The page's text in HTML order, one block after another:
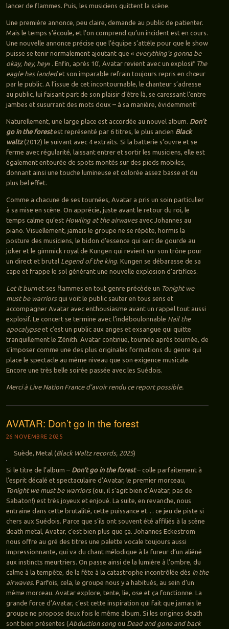
lancer de flammes. Puis, les musiciens quittent la scène.
Une première annonce, peu claire, demande au public de patienter.
Mais le temps s’écoule, et l’on comprend qu’un incident est en cours.
Une nouvelle annonce précise que l’équipe s’attèle pour que le show
puisse se tenir normalement ajoutant que « everything’s gonna be
okay, hey, hey« . Enfin, après 10′, Avatar revient avec un explosif The
eagle has landedet son imparable refrain toujours repris en chœur
par le public. A l’issue de cet incontournable, le chanteur s’adresse
au public, lui faisant part de son plaisir d’être là, se caressant l’entre
jambes et susurrant des mots doux – à sa manière, évidemment!
Naturellement, une large place est accordée au nouvel album. Don’t
go in the forestest représenté par 6 titres, le plus ancien Black
waltz(2012) le suivant avec 4 extraits. Si la batterie s’ouvre et se
ferme avec régularité, laissant entrer et sortir les musiciens, elle est
également entourée de spots montés sur des pieds mobiles,
donnant ainsi une touche lumineuse et colorée assez basse et du
plus bel effet.
Comme a chacune de ses tournées, Avatar a pris un soin particulier
à sa mise en scène. On apprécie, juste avant le retour du roi, le
temps calme qu’est Howling at the airwavesavec Johannes au
piano. Visuellement, jamais le groupe ne se répète, hormis la
posture des musiciens, le bidon d’essence qui sert de gourde au
joker et le gimmick royal de Kungen qui revient sur son trône pour
un direct et brutal Legend of the king. Kungen se débarasse de sa
cape et frappe le sol générant une nouvelle explosion d’artifices.
Let it burnet ses flammes en tout genre précède un Tonight we
must be warriorsqui voit le public sauter en tous sens et
accompagner Avatar avec enthousiasme avant un rappel tout aussi
explosif. Le concert se termine avec l’indéboulonnable Hail the
apocalypseet c’est un public aux anges et exsangue qui quitte
tranquillement le Zénith. Avatar continue, tournée après tournée, de
s’imposer comme une des plus originales formations du genre qui
place le spectacle au même niveau que son exigence musicale.
Encore une très belle soirée passée avec les Suédois.
Merci à Live Nation France d’avoir rendu ce report possible.
AVATAR: Don’t go in the forest
26 NOVEMBRE 2025
Suède, Metal (Black Waltz records, 2025)
Si le titre de l’album – Don’t go in the forest– colle parfaitement à
l’esprit décalé et spectaculaire d’Avatar, le premier morceau,
Tonight we must be warriors(oui, il s’agit bien d’Avatar, pas de
Sabaton!) est très joyeux et enjoué. La suite, en revanche, nous
entraine dans cette brutalité, cette puissance et… ce jeu de piste si
chers aux Suédois. Parce que s’ils ont souvent été affiliés à la scène
death metal, Avatar, c’est bien plus que ça. Johannes Eckestrom
nous offre au gré des titres une palette vocale toujours aussi
impressionnante, qui va du chant mélodique à la fureur d’un aliéné
aux instincts meurtriers. On passe ainsi de la lumière à l’ombre, du
calme à la tempête, de la fête à la catastrophe incontrôlée dès In the
airwaves. Parfois, cela, le groupe nous y a habitués, au sein d’un
même morceau. Avatar explore, tente, lie, ose et ça fonctionne. La
grande force d’Avatar, c’est cette inspiration qui fait que jamais le
groupe ne propose deux fois le même album. Si les origines death
sont bien présentes (Abduction song ou Dead and gone and back